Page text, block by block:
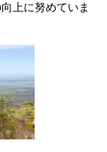
上に努めていま